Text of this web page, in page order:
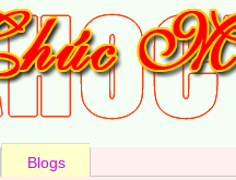
Blogs